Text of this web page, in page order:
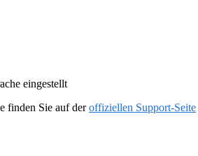
eingestellt
finden Sie auf deroffiziellen Support-Seite